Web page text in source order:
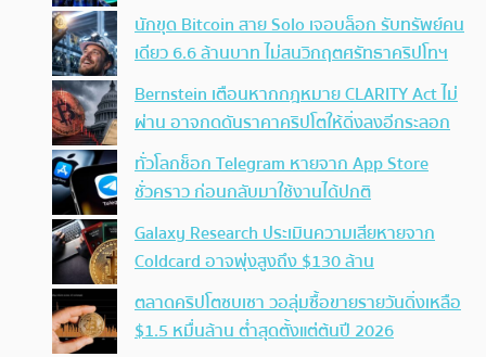
นักขุด Bitcoin สาย Solo เจอบล็อก รับทรัพย์คน
เดียว 6.6 ล้านบาท ไม่สนวิกฤตศรัทธาคริปโทฯ
Bernstein เตือนหากกฎหมาย CLARITY Act ไม่
ผ่าน อาจกดดันราคาคริปโตให้ดิ่งลงอีกระลอก
ทั่วโลกช็อก Telegram หายจาก App Store
ชั่วคราว ก่อนกลับมาใช้งานได้ปกติ
Galaxy Research ประเมินความเสียหายจาก
Coldcard อาจพุ่งสูงถึง $130 ล้าน
ตลาดคริปโตซบเซา วอลุ่มซื้อขายรายวันดิ่งเหลือ
$1.5 หมื่นล้าน ต่ำสุดตั้งแต่ต้นปี 2026